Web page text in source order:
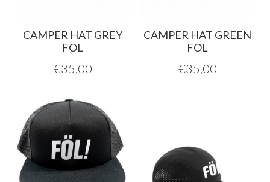
CAMPER HAT GREY
FOL
€35,00
CAMPER HAT GREEN
FOL
€35,00